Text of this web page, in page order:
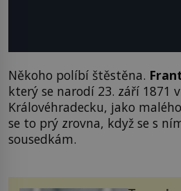
Někoho políbí štěstěna.
který se narodí 23. září 1871
Královéhradecku, jako
se to prý zrovna, když se s
sousedkám.